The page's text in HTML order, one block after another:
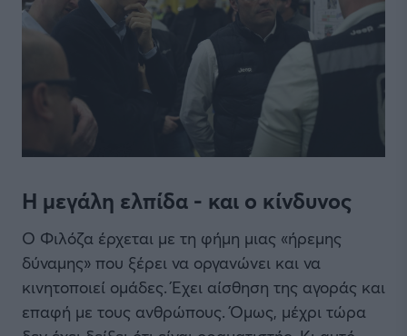
Η μεγάλη ελπίδα - και ο κίνδυνος
Ο Φιλόζα έρχεται με τη φήμη μιας «ήρεμης
δύναμης» που ξέρει να οργανώνει και να
κινητοποιεί ομάδες. Έχει αίσθηση της αγοράς και
επαφή με τους ανθρώπους. Όμως, μέχρι τώρα